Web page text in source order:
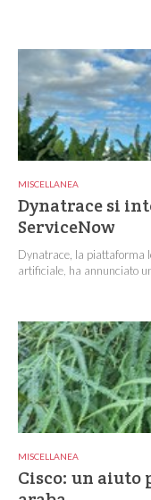
MISCELLANEA
Dynatrace si
ServiceNow
Dynatrace, la piattaforma
artificiale, ha annunciato
MISCELLANEA
Cisco: un aiuto